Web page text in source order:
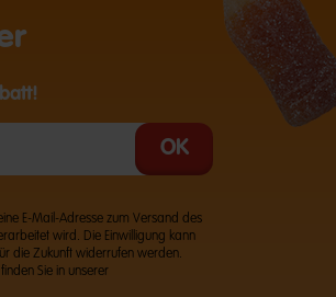
E-Mail-Adresse zum Versand des
wird. Die Einwilligung kann
die Zukunft widerrufen werden.
Sie in unserer